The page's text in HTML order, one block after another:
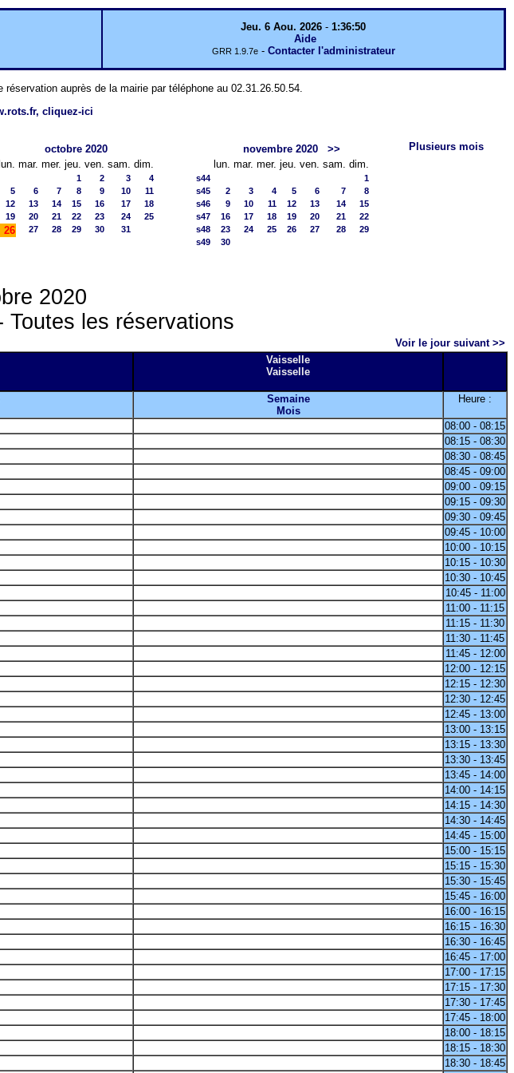
Jeu. 6 Aou. 2026 - 1:36:50
Aide
GRR 1.9.7e- Contacter l'administrateur
auprès de la mairie par téléphone au 02.31.26.50.54.
cliquez-ici
octobre 2020
lun. mar. mer. jeu. ven. sam. dim.
1 2 3
4
5 6 7 8 9 10
11
12 13 14 15 16 17
18
19 20 21 22 23 24
25
26 27 28 29 30 31
novembre 2020
>>
lun. mar. mer. jeu. ven. sam. dim.
s44
1
s45
2 3 4 5 6 7
8
s46
9 10 11 12 13 14
15
s47
16 17 18 19 20 21
22
s48
23 24 25 26 27 28
29
s49
30
Plusieurs mois
2020
les réservations
Voir le jour suivant >>
Vaisselle
Vaisselle
Semaine
Mois
Heure :
08:00 - 08:15
08:15 - 08:30
08:30 - 08:45
08:45 - 09:00
09:00 - 09:15
09:15 - 09:30
09:30 - 09:45
09:45 - 10:00
10:00 - 10:15
10:15 - 10:30
10:30 - 10:45
10:45 - 11:00
11:00 - 11:15
11:15 - 11:30
11:30 - 11:45
11:45 - 12:00
12:00 - 12:15
12:15 - 12:30
12:30 - 12:45
12:45 - 13:00
13:00 - 13:15
13:15 - 13:30
13:30 - 13:45
13:45 - 14:00
14:00 - 14:15
14:15 - 14:30
14:30 - 14:45
14:45 - 15:00
15:00 - 15:15
15:15 - 15:30
15:30 - 15:45
15:45 - 16:00
16:00 - 16:15
16:15 - 16:30
16:30 - 16:45
16:45 - 17:00
17:00 - 17:15
17:15 - 17:30
17:30 - 17:45
17:45 - 18:00
18:00 - 18:15
18:15 - 18:30
18:30 - 18:45